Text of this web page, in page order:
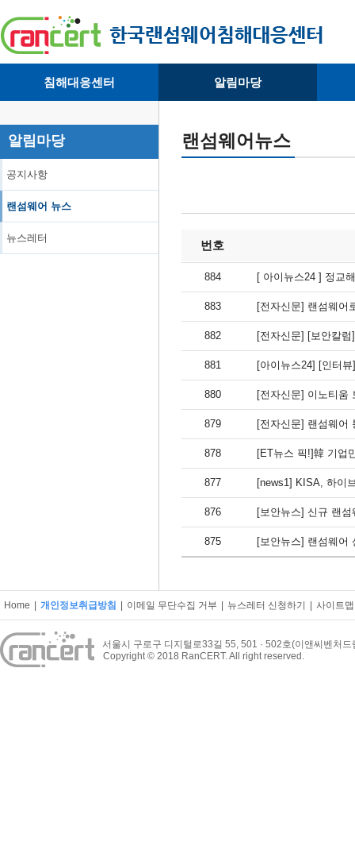
침해대응센터
· 침해피해신고
· 개인정보취급방침
알림마당
· 뉴스레터
알림마당
공지사항
랜섬웨어 뉴스
뉴스레터
랜섬웨어뉴스
번호
884 [ 아이뉴스24 ] 정교
883 [전자신문] 랜섬웨
882 [전자신문] [보안칼
881 [아이뉴스24] [인터
880 [전자신문] 이노티움
879 [전자신문] 랜섬웨어
878 [ET뉴스 픽!]韓 기업
877 [news1] KISA, 하이
876 [보안뉴스] 신규 랜
875 [보안뉴스] 랜섬웨어
Home 개인정보취급방침 이메일 무단수집 거부 뉴스레터 신청하기 사이트맵
서울시 구로구 디지털로33길 55, 501 · 502호(이앤씨벤처드
Copyright © 2018 RanCERT. All right reserved.